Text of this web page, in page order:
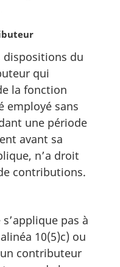
dispositions du
qui
la fonction
employé sans
une période
avant sa
n’a droit
contributions.
pas à
10(5)c) ou
contributeur